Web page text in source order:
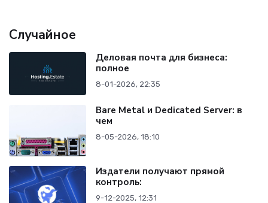
Случайное
Деловая почта для бизнеса:
полное
8-01-2026, 22:35
Bare Metal и Dedicated Server: в
чем
8-05-2026, 18:10
Издатели получают прямой
контроль:
9-12-2025, 12:31